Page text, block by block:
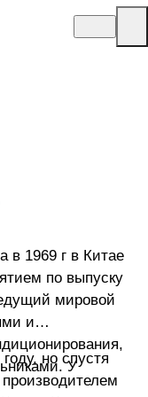
в 1969 г в Китае
по выпуску
мировой
и
У
но спустя